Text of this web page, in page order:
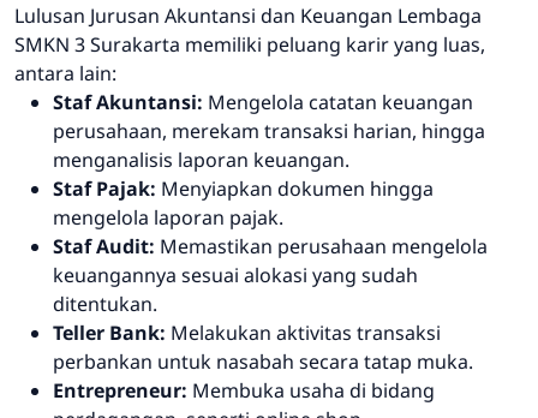
Lulusan Jurusan Akuntansi dan Keuangan Lembaga
SMKN 3 Surakarta memiliki peluang karir yang luas,
antara lain:
Staf Akuntansi: Mengelola catatan keuangan
perusahaan, merekam transaksi harian, hingga
menganalisis laporan keuangan.
Staf Pajak: Menyiapkan dokumen hingga
mengelola laporan pajak.
Staf Audit: Memastikan perusahaan mengelola
keuangannya sesuai alokasi yang sudah
ditentukan.
Teller Bank: Melakukan aktivitas transaksi
perbankan untuk nasabah secara tatap muka.
Entrepreneur: Membuka usaha di bidang